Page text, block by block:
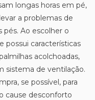
longas horas em pé,
a problemas de
pés. Ao escolher o
possui características
acolchoadas,
sistema de ventilação.
se possível, para
cause desconforto